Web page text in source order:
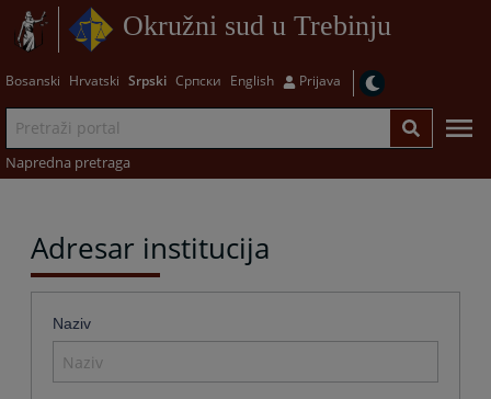
Okružni sud u Trebinju
Bosanski Hrvatski Srpski Српски English Prijava
Napredna pretraga
Adresar institucija
Naziv